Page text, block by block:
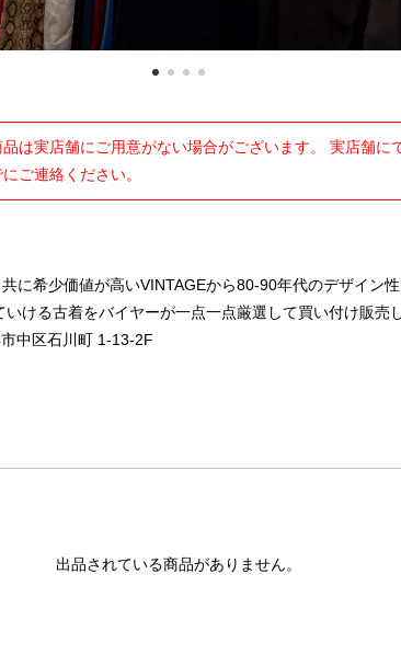
は実店舗にご用意がない場合がございます。 実店舗に
ご連絡ください。
に希少価値が高いVINTAGEから80-90年代のデザイン
ける古着をバイヤーが一点一点厳選して買い付け販売
中区石川町 1-13-2F
出品されている商品がありません。